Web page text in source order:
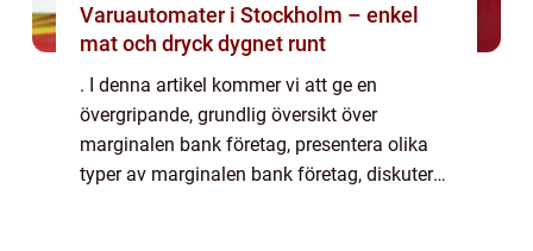
Varuautomater i Stockholm – enkel
mat och dryck dygnet runt
. I denna artikel kommer vi att ge en
övergripande, grundlig översikt över
marginalen bank företag, presentera olika
typer av marginalen bank företag, diskutera